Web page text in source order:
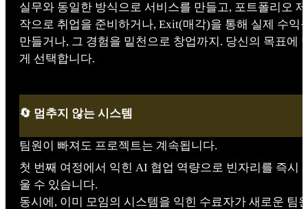
실무와 동일한 방식으로 서비스를 만들고, 포트폴리오 제
작으로 취업을 준비하거나, Exit(매각)을 통해 실제 수익
만들거나, 그 경험을 밑천으로 창업까지. 당신의 목표에
게 선택합니다.
🔄 멈추지 않는 시스템
팀원이 빠져도 프로젝트는 계속됩니다.
첫 번째 여정에서 익힌 AI 협업 역량으로 빈자리를 즉시
울 수 있습니다.
동시에, 이미 모임의 시스템을 익힌 수료자가 새로운 팀